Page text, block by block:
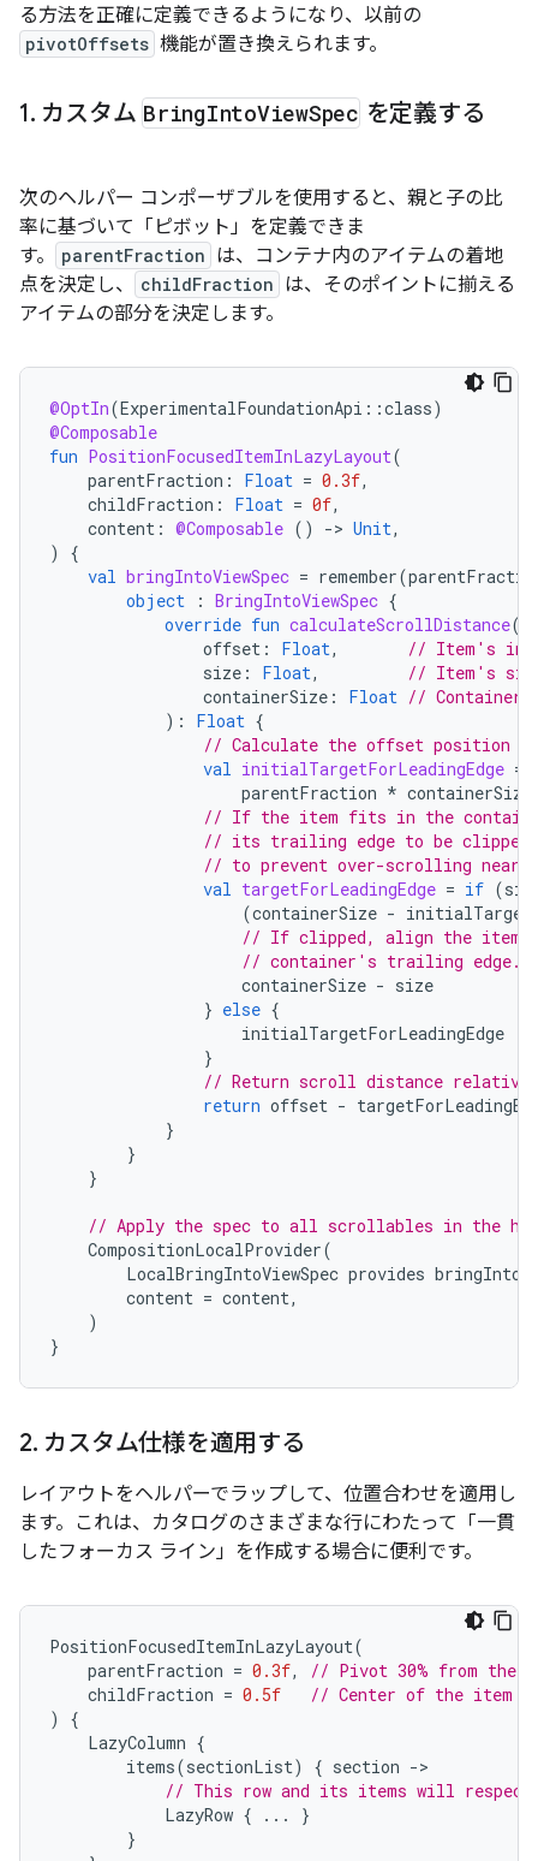
る方法を正確に定義できるようになり、以前の
pivotOffsets 機能が置き換えられます。
1. カスタム BringIntoViewSpec を定義する
次のヘルパー コンポーザブルを使用すると、親と子の比
率に基づいて「ピボット」を定義できま
す。
parentFraction は、コンテナ内のアイテムの着地
点を決定し、
childFraction は、そのポイントに揃える
アイテムの部分を決定します。
@OptIn(ExperimentalFoundationApi ::class)
@Composable
fun PositionFocusedItemInLazyLayout(
parentFraction : Float = 0.3f,
childFraction : Float = 0f,
content : @Composable () -> Unit,
)
{
val bringIntoViewSpec = remember(
object
: BringIntoViewSpec {
override fun calculateScrollDistance(
offset : Float,
// Item's
size : Float,
// Item's
containerSize : Float //
):
Float {
// Calculate the offset position
val initialTargetForLeadingEdge =
parentFraction * containerSize
// If the item fits in the
// its trailing edge to be clipped,
// to prevent over-scrolling near
val targetForLeadingEdge = if (
(containerSize -
// If clipped, align the
// container's trailing edge.
containerSize - size
} else {
initialTargetForLeadingEdge
}
// Return scroll distance
return offset -
}
}
}
// Apply the spec to all scrollables in the
CompositionLocalProvider(
LocalBringIntoViewSpec provides
content = content,
)
}
2. カスタム仕様を適用する
レイアウトをヘルパーでラップして、位置合わせを適用し
ます。これは、カタログのさまざまな行にわたって「一貫
したフォーカス ライン」を作成する場合に便利です。
PositionFocusedItemInLazyLayout(
parentFraction = 0.3f,
// Pivot 30% from the
childFraction = 0.5f
// Center of the item
)
{
LazyColumn {
items(sectionList) { section -
// This row and its items will respect
LazyRow { ...
}
}